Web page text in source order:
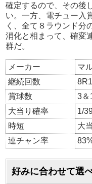
確定するので、その後
い。一方、電チュー入
く、全て８ラウンド分
消化と相まって、確変
群だ。
メーカー
マ
継続回数
賞球数
3＆
大当り確率
1/
時短
大
連チャン率
好みに合わせて選